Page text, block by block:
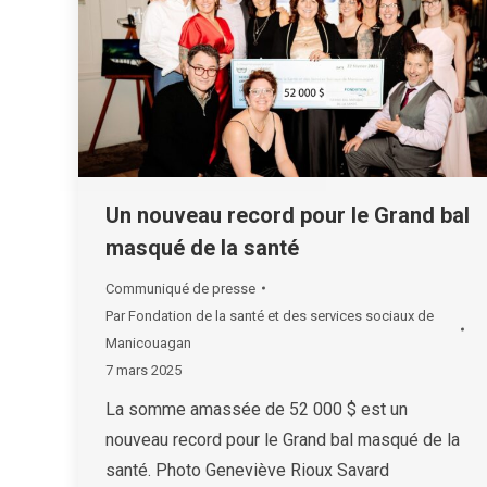
Un nouveau record pour le Grand bal
masqué de la santé
Communiqué de presse
ParFondation de la santé et des services sociaux de
Manicouagan
7 mars 2025
La somme amassée de 52 000 $ est un
nouveau record pour le Grand bal masqué de la
santé. Photo Geneviève Rioux Savard